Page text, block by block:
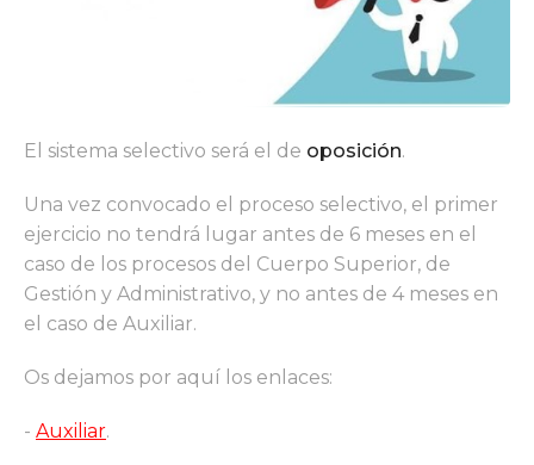
El sistema selectivo será el de oposición.
Una vez convocado el proceso selectivo, el primer
ejercicio no tendrá lugar antes de 6 meses en el
caso de los procesos del Cuerpo Superior, de
Gestión y Administrativo, y no antes de 4 meses en
el caso de Auxiliar.
Os dejamos por aquí los enlaces:
- Auxiliar.